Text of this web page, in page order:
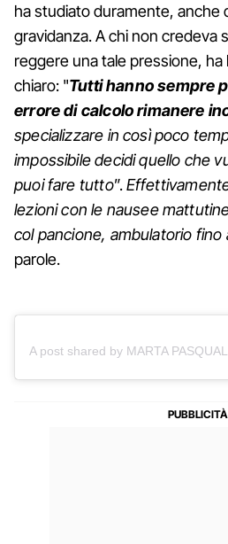
ha studiato duramente, anche
gravidanza. A chi non credeva
reggere una tale pressione,
chiaro: "Tutti hanno sempre
errore di calcolo rimanere
specializzare in così poco
impossibile decidi quello che
puoi fare tutto”.
lezioni con le nausee
col pancione, ambulatorio fino
parole.